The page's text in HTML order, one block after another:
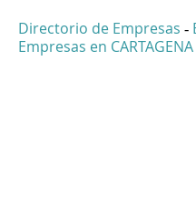
Directorio de Empresas -
Empresas en CARTAGENA